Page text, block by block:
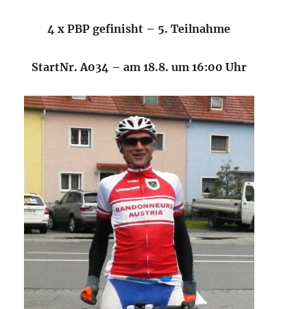
4 x PBP gefinisht – 5. Teilnahme
StartNr. A034 – am 18.8. um 16:00 Uhr